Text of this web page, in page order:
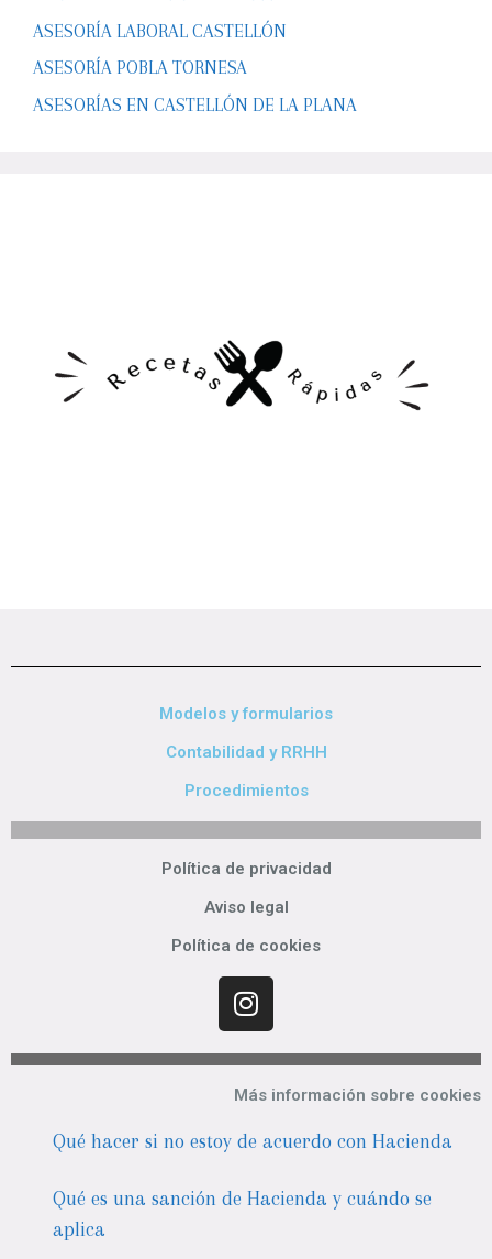
ASESORÍA LABORAL CASTELLÓN
ASESORÍA POBLA TORNESA
ASESORÍAS EN CASTELLÓN DE LA PLANA
Modelos y formularios
Contabilidad y RRHH
Procedimientos
Política de privacidad
Aviso legal
Política de cookies
Más información sobre cookies
Qué hacer si no estoy de acuerdo con Hacienda
Qué es una sanción de Hacienda y cuándo se
aplica